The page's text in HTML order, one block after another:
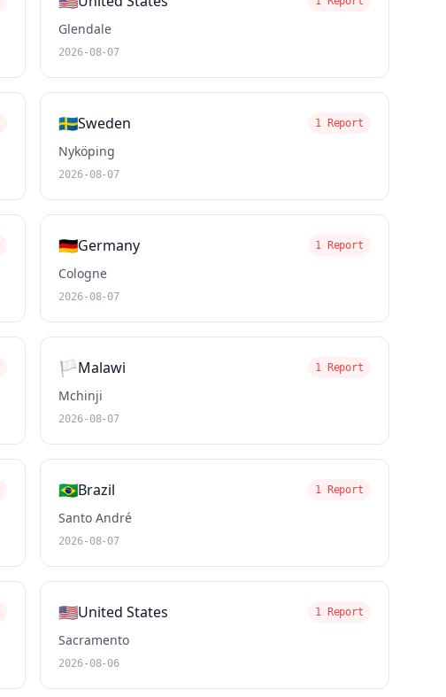
Glendale
2026-08-07
🇸🇪Sweden 1 Report
Nyköping
2026-08-07
🇩🇪Germany 1 Report
Cologne
2026-08-07
🏳️Malawi 1 Report
Mchinji
2026-08-07
🇧🇷Brazil 1 Report
Santo André
2026-08-07
🇺🇸United States 1 Report
Sacramento
2026-08-06